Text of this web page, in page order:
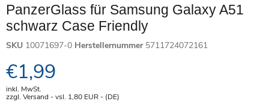
PanzerGlass für Samsung Galaxy A51
schwarz Case Friendly
SKU 10071697-0 Herstellernummer 5711724072161
Aktueller Preis
€1,99
inkl. MwSt.
zzgl. Versand - vsl. 1,80 EUR- (DE)